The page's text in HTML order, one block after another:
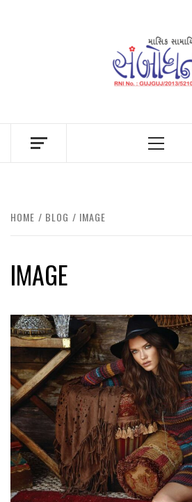
Primary
HOME BLOG IMAGE
IMAGE